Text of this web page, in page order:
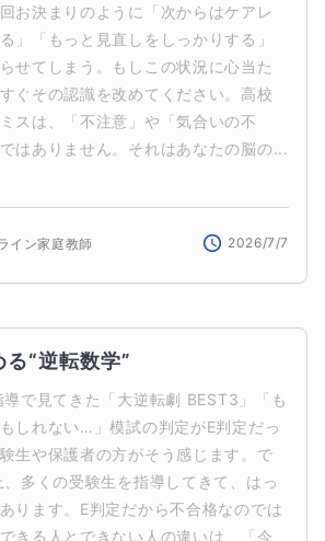
お決まりのように「次からはケアレ
」「もっと見直しをしっかりする」
せてしまう。もしこの状況に心当た
ぐその認識を改めてください。高校
スは、「不注意」や「気合いの不
はありません。それはあなたの脳の...
イン家庭教師 2026/7/7
“逆転数学”
で見てきた「大逆転劇 BEST3」「も
しれない…」模試の判定がE判定だっ
生や保護者の方がそう感じます。で
多くの受験生を指導してきて、はっ
ります。E判定だから不合格なのでは
きる人とできない人の違いは、「今